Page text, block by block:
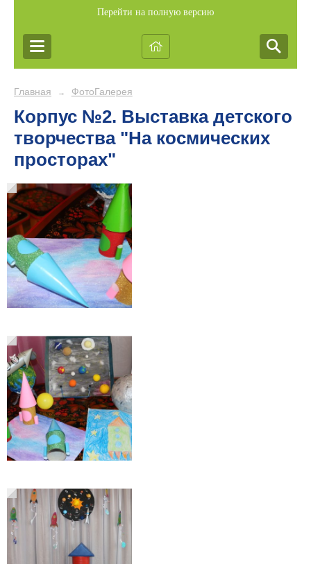
Перейти на полную версию
Главная → ФотоГалерея
Корпус №2. Выставка детского
творчества "На космических
просторах"